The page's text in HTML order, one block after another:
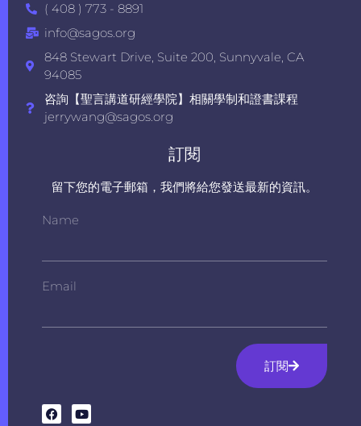
( 408 ) 773 - 8891
info@sagos.org
848 Stewart Drive, Suite 200, Sunnyvale, CA
94085
咨詢【聖言講道研經學院】相關學制和證書課程
jerrywang@sagos.org
訂閱
留下您的電子郵箱，我們將給您發送最新的資訊。
Name
Email
訂閱